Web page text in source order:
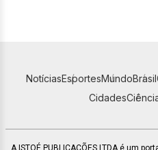
NotíciasEsportesMundoBrasil
Cidades
A ISTOÉ PUBLICAÇÕES LTDA é um